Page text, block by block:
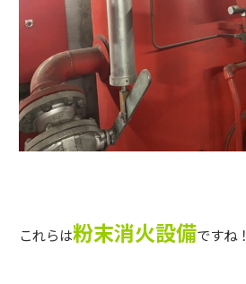
これらは粉末消火設備ですね！